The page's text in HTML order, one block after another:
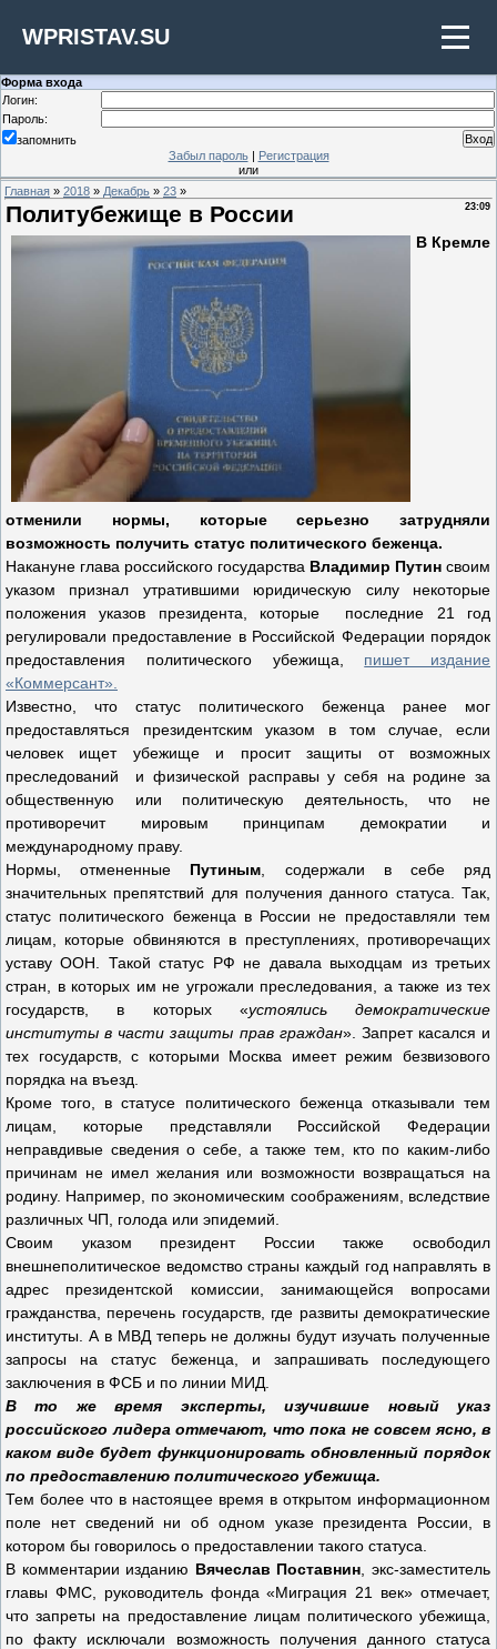
WPRISTAV.SU
Форма входа
Логин:
Пароль:
запомнить
Забыл пароль| Регистрация
или
Главная » 2018 » Декабрь » 23 »
23:09
Политубежище в России
В Кремле
отменили нормы, которые серьезно затрудняли
возможность получить статус политического беженца.
Накануне глава российского государства Владимир Путин своим
указом признал утратившими юридическую силу некоторые
положения указов президента, которые последние 21 год
регулировали предоставление в Российской Федерации порядок
предоставления политического убежища, пишет издание
«Коммерсант».
Известно, что статус политического беженца ранее мог
предоставляться президентским указом в том случае, если
человек ищет убежище и просит защиты от возможных
преследований и физической расправы у себя на родине за
общественную или политическую деятельность, что не
противоречит мировым принципам демократии и
международному праву.
Нормы, отмененные Путиным , содержали в себе ряд
значительных препятствий для получения данного статуса. Так,
статус политического беженца в России не предоставляли тем
лицам, которые обвиняются в преступлениях, противоречащих
уставу ООН. Такой статус РФ не давала выходцам из третьих
стран, в которых им не угрожали преследования, а также из тех
государств, в которых «устоялись демократические
институты в части защиты прав граждан». Запрет касался и
тех государств, с которыми Москва имеет режим безвизового
порядка на въезд.
Кроме того, в статусе политического беженца отказывали тем
лицам, которые представляли Российской Федерации
неправдивые сведения о себе, а также тем, кто по каким-либо
причинам не имел желания или возможности возвращаться на
родину. Например, по экономическим соображениям, вследствие
различных ЧП, голода или эпидемий.
Своим указом президент России также освободил
внешнеполитическое ведомство страны каждый год направлять в
адрес президентской комиссии, занимающейся вопросами
гражданства, перечень государств, где развиты демократические
институты. А в МВД теперь не должны будут изучать полученные
запросы на статус беженца, и запрашивать последующего
заключения в ФСБ и по линии МИД.
В то же время эксперты, изучившие новый указ
российского лидера отмечают, что пока не совсем ясно, в
каком виде будет функционировать обновленный порядок
по предоставлению политического убежища.
Тем более что в настоящее время в открытом информационном
поле нет сведений ни об одном указе президента России, в
котором бы говорилось о предоставлении такого статуса.
В комментарии изданию Вячеслав Поставнин , экс-заместитель
главы ФМС, руководитель фонда «Миграция 21 век» отмечает,
что запреты на предоставление лицам политического убежища,
по факту исключали возможность получения данного статуса